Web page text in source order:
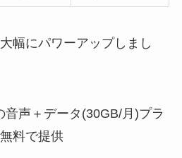
幅にパワーアップしまし
音声＋データ(30GB/月)プラ
料で提供